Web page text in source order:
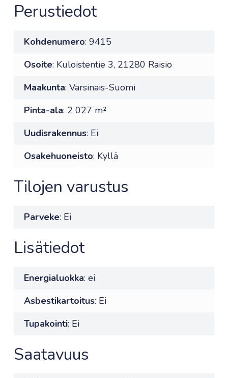
Perustiedot
Kohdenumero: 9415
Osoite: Kuloistentie 3, 21280 Raisio
Maakunta: Varsinais-Suomi
Pinta-ala: 2 027 m²
Uudisrakennus: Ei
Osakehuoneisto: Kyllä
Tilojen varustus
Parveke: Ei
Lisätiedot
Energialuokka: ei
Asbestikartoitus: Ei
Tupakointi: Ei
Saatavuus